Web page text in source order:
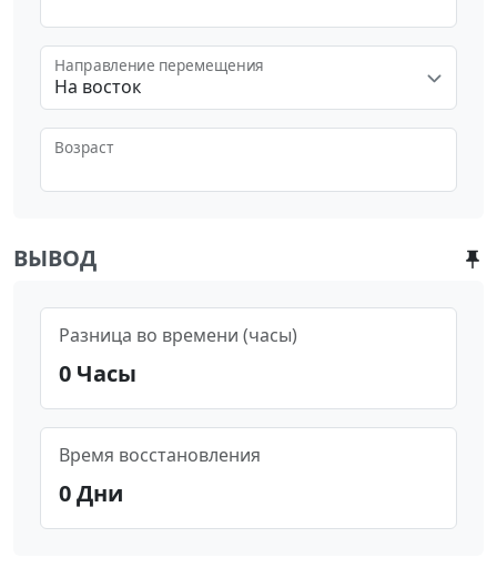
На восток
Направление перемещения
Возраст
ВЫВОД
Разница во времени (часы)
0 Часы
Время восстановления
0Дни